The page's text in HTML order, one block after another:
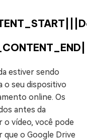
estiver sendo
o seu dispositivo
online. Os
antes da
o vídeo, você pode
que o Google Drive